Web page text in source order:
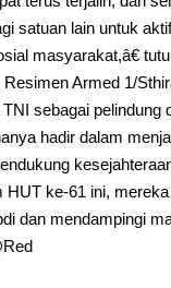
satuan lain untuk
masyarakat,â€
Armed 1/
sebagai pelindung
hadir dalam
HUT ke-61 ini,
dan mendampingi